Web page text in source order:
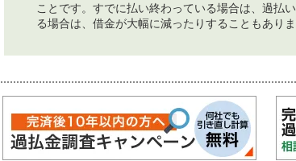
ことです。すでに払い終わっている場合は、過払
る場合は、借金が大幅に減ったりすることもありま